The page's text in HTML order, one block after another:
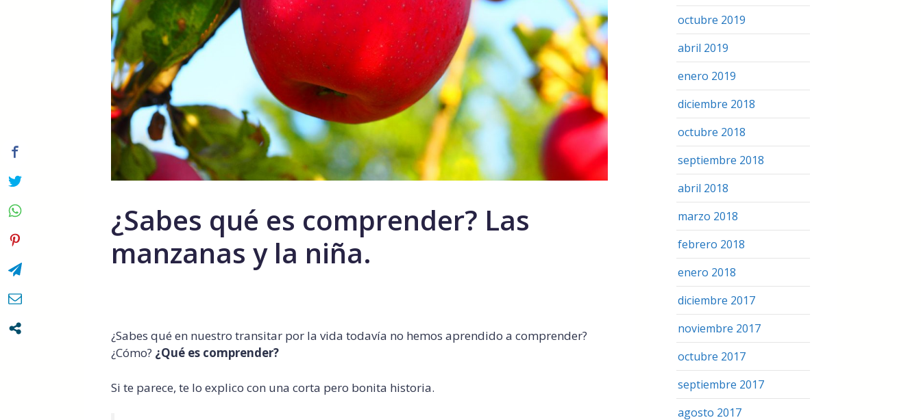
¿Sabes qué es comprender? Las
manzanas y la niña.
¿Sabes qué en nuestro transitar por la vida todavía no hemos aprendido a comprender?
¿Cómo? ¿Qué es comprender?
Si te parece, te lo explico con una corta pero bonita historia.
octubre 2019
abril 2019
enero 2019
diciembre 2018
octubre 2018
septiembre 2018
abril 2018
marzo 2018
febrero 2018
enero 2018
diciembre 2017
noviembre 2017
octubre 2017
septiembre 2017
agosto 2017